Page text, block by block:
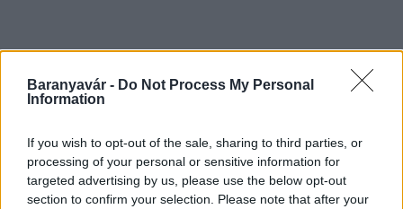
Baranyavár - Do Not Process My Personal
Information
If you wish to opt-out of the sale, sharing to third parties, or
processing of your personal or sensitive information for
targeted advertising by us, please use the below opt-out
section to confirm your selection. Please note that after your
Kecskeméten is szakirányú
továbbképzésekkel erősít a Gál Ferenc
Egyetem